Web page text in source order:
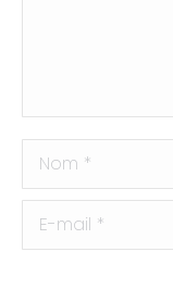
Nom *
E-mail *